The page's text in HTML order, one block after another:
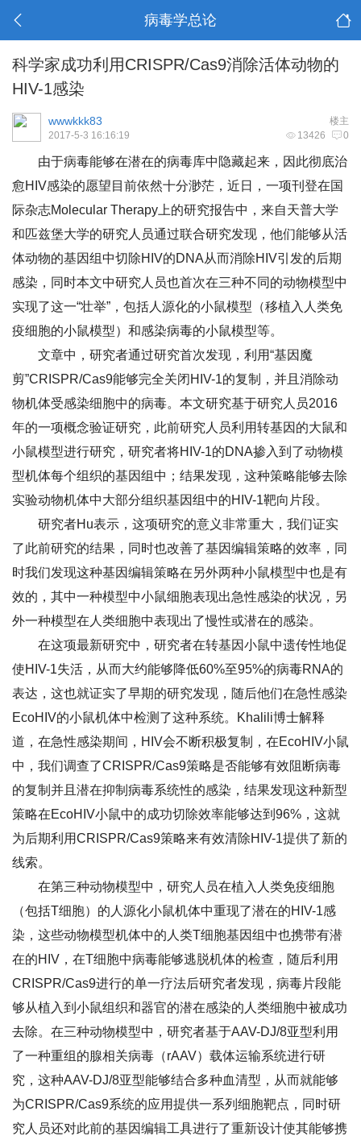
病毒学总论
科学家成功利用CRISPR/Cas9消除活体动物的
HIV-1感染
楼主
wwwkkk83
13426 0
2017-5-3 16:16:19
由于病毒能够在潜在的病毒库中隐藏起来，因此彻底治
愈HIV感染的愿望目前依然十分渺茫，近日，一项刊登在国
际杂志Molecular Therapy 上的研究报告中，来自天普大学
和匹兹堡大学的研究人员通过联合研究发现，他们能够从活
体动物的基因组中切除HIV的DNA从而消除HIV引发的后期
感染，同时本文中研究人员也首次在三种不同的动物模型中
实现了这一“壮举”，包括人源化的小鼠模型（移植入人类免
疫细胞的小鼠模型）和感染病毒的小鼠模型等。
文章中，研究者通过研究首次发现，利用“基因魔
剪”CRISPR/Cas9能够完全关闭HIV-1的复制，并且消除动
物机体受感染细胞中的病毒。本文研究基于研究人员2016
年的一项概念验证研究，此前研究人员利用转基因的大鼠和
小鼠模型进行研究，研究者将HIV-1的DNA掺入到了动物模
型机体每个组织的基因组中；结果发现，这种策略能够去除
实验动物机体中大部分组织基因组中的HIV-1靶向片段。
研究者Hu表示，这项研究的意义非常重大，我们证实
了此前研究的结果，同时也改善了基因编辑策略的效率，同
时我们发现这种基因编辑策略在另外两种小鼠模型中也是有
效的，其中一种模型中小鼠细胞表现出急性感染的状况，另
外一种模型在人类细胞中表现出了慢性或潜在的感染。
在这项最新研究中，研究者在转基因小鼠中遗传性地促
使HIV-1失活，从而大约能够降低60%至95%的病毒RNA的
表达，这也就证实了早期的研究发现，随后他们在急性感染
EcoHIV的小鼠机体中检测了这种系统。Khalili博士解释
道，在急性感染期间，HIV会不断积极复制，在EcoHIV小鼠
中，我们调查了CRISPR/Cas9策略是否能够有效阻断病毒
的复制并且潜在抑制病毒系统性的感染，结果发现这种新型
策略在EcoHIV小鼠中的成功切除效率能够达到96%，这就
为后期利用CRISPR/Cas9策略来有效清除HIV-1提供了新的
线索。
在第三种动物模型中，研究人员在植入人类免疫细胞
（包括T细胞）的人源化小鼠机体中重现了潜在的HIV-1感
染，这些动物模型机体中的人类T细胞基因组中也携带有潜
在的HIV，在T细胞中病毒能够逃脱机体的检查，随后利用
CRISPR/Cas9进行的单一疗法后研究者发现，病毒片段能
够从植入到小鼠组织和器官的潜在感染的人类细胞中被成功
去除。在三种动物模型中，研究者基于AAV-DJ/8亚型利用
了一种重组的腺相关病毒（rAAV）载体运输系统进行研
究，这种AAV-DJ/8亚型能够结合多种血清型，从而就能够
为CRISPR/Cas9系统的应用提供一系列细胞靶点，同时研
究人员还对此前的基因编辑工具进行了重新设计使其能够携